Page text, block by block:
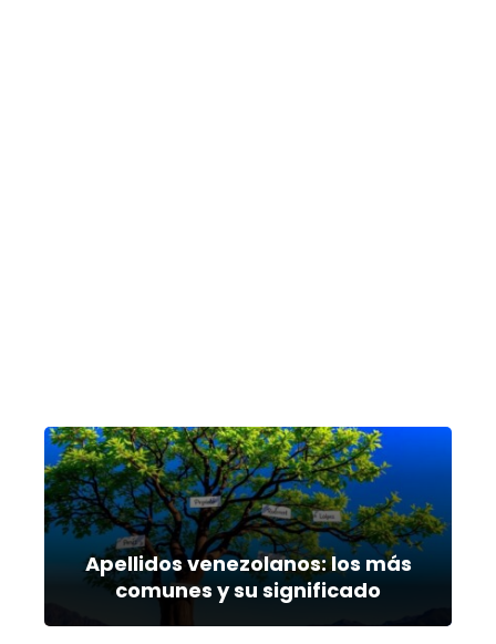
Apellidos venezolanos: los más
comunes y su significado